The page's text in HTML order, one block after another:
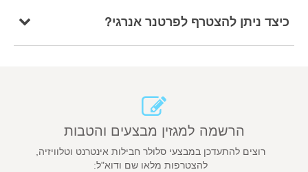
כיצד ניתן להצטרף לפרטנר אנרגי?
הרשמה למגזין מבצעים והטבות
רוצים להתעדכן במבצעי סלולר חבילות אינטרנט וטלוויזיה,
להצטרפות מלאו שם ודוא"ל: